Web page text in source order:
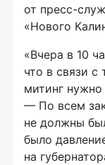
от пресс-
«Нового
«Вчера в 10
что в связи
митинг
— По всем
не должны
было
на